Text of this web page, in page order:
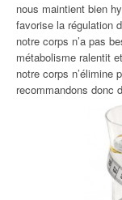
nous maintient bien
favorise la régulation
notre corps n’a pas
métabolisme ralentit
notre corps n’élimine
recommandons donc